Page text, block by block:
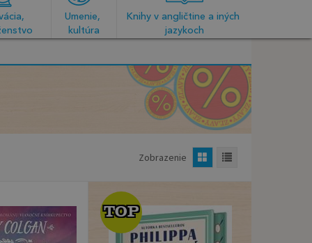
Umenie,
kultúra
Knihy v angličtine a iných
jazykoch
Zobrazenie
TOP
TOP